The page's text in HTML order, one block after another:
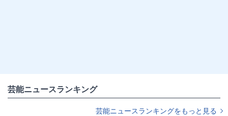
芸能ニュースランキング
芸能ニュースランキングをもっと見る